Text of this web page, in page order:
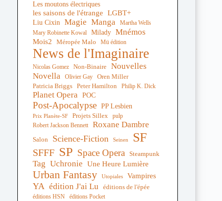
Les moutons électriques
les saisons de l'étrange LGBT+
Liu Cixin Magie Manga
Martha Wells
Mary Robinette Kowal
Milady Mnémos
Mois2 Méropée Malo Mü édition
News de l'Imaginaire
Nicolas Gomez Non-Binaire Nouvelles
Novella
Olivier Gay Oren Miller
Patricia Briggs Peter Hamilton Philip K. Dick
Planet Opera POC
Post-Apocalypse PP Lesbien
Prix Planète-SF Projets Sillex
pulp
Robert Jackson Bennett
Roxane Dambre
Salon Science-Fiction Seinen SF
SFFF SP Space Opera Steampunk
Tag Uchronie Une Heure Lumière
Urban Fantasy Utopiales Vampires
YA édition J'ai Lu éditions de l'épée
éditions HSN éditions Pocket